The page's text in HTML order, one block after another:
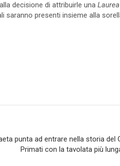
decisione di attribuirle una
saranno presenti insieme alla
punta ad entrare nella storia del
Primati con la tavolata più